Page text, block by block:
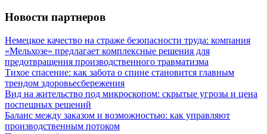
Новости партнеров
Немецкое качество на страже безопасности труда: компания
«Мельхозе» предлагает комплексные решения для
предотвращения производственного травматизма
Тихое спасение: как забота о спине становится главным
трендом здоровьесбережения
Вид на жительство под микроскопом: скрытые угрозы и цена
поспешных решений
Баланс между заказом и возможностью: как управляют
производственным потоком